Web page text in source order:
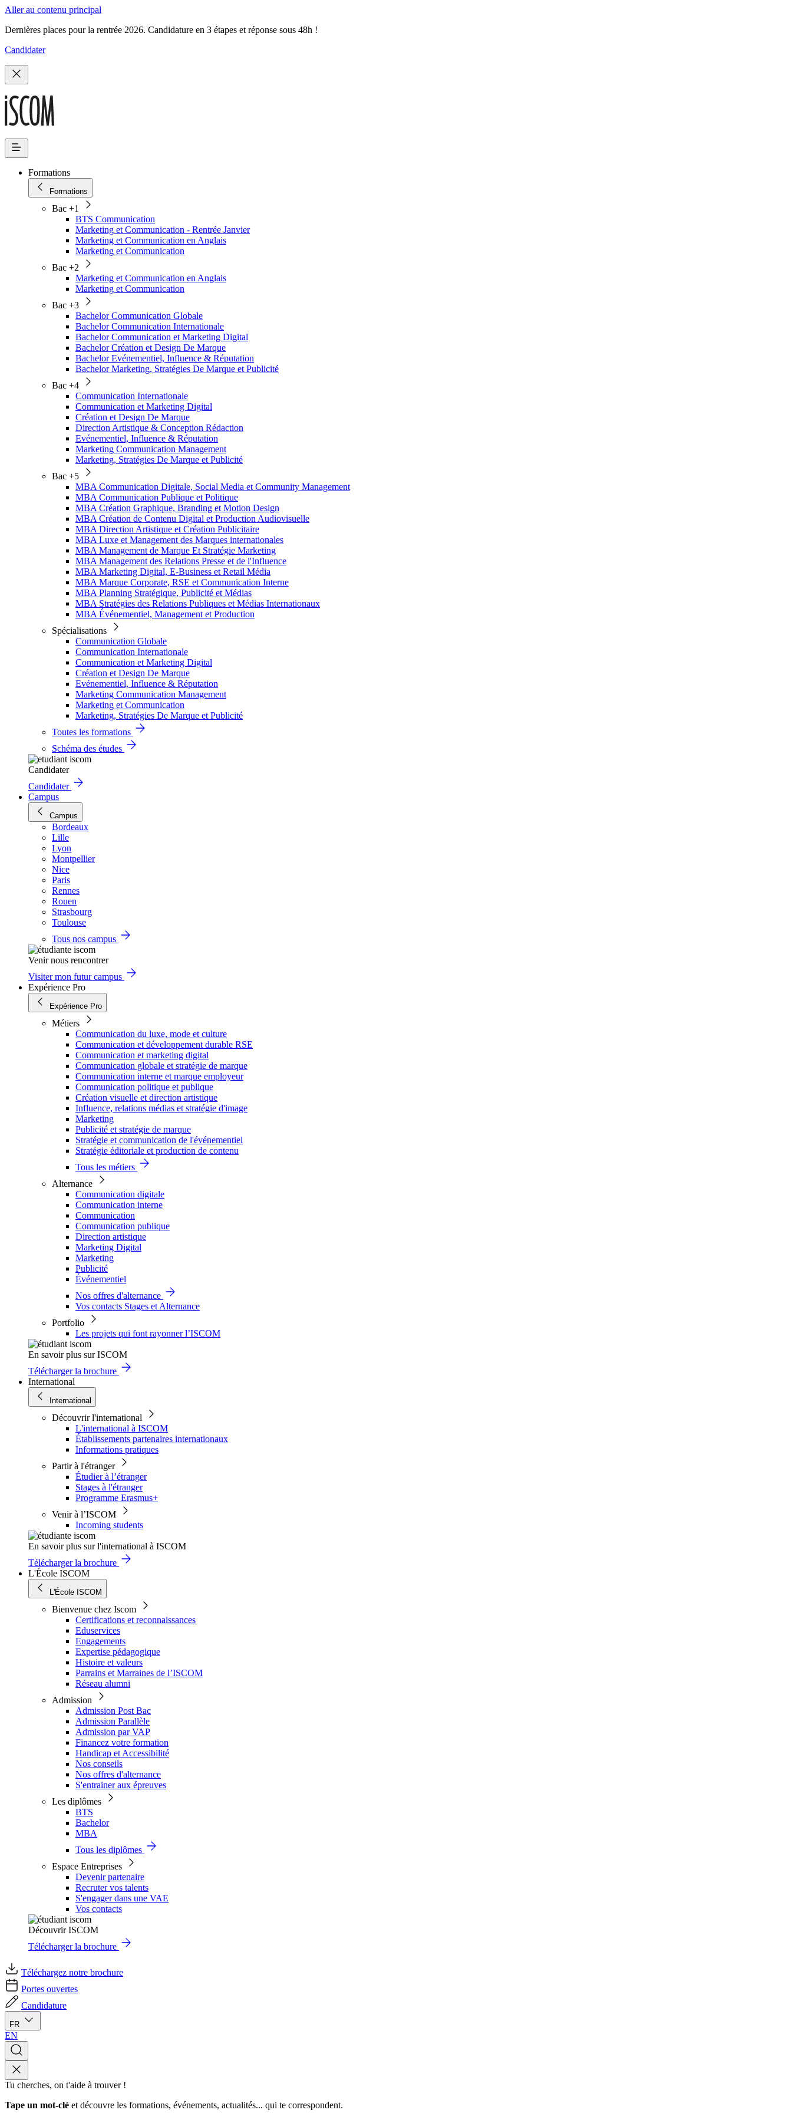
Aller au contenu principal
Dernières places pour la rentrée 2026. Candidature en 3 étapes et réponse sous 48h !
Candidater
Formations
Formations
Bac +1
BTS Communication
Marketing et Communication - Rentrée Janvier
Marketing et Communication en Anglais
Marketing et Communication
Bac +2
Marketing et Communication en Anglais
Marketing et Communication
Bac +3
Bachelor Communication Globale
Bachelor Communication Internationale
Bachelor Communication et Marketing Digital
Bachelor Création et Design De Marque
Bachelor Evénementiel, Influence & Réputation
Bachelor Marketing, Stratégies De Marque et Publicité
Bac +4
Communication Internationale
Communication et Marketing Digital
Création et Design De Marque
Direction Artistique & Conception Rédaction
Evénementiel, Influence & Réputation
Marketing Communication Management
Marketing, Stratégies De Marque et Publicité
Bac +5
MBA Communication Digitale, Social Media et Community Management
MBA Communication Publique et Politique
MBA Création Graphique, Branding et Motion Design
MBA Création de Contenu Digital et Production Audiovisuelle
MBA Direction Artistique et Création Publicitaire
MBA Luxe et Management des Marques internationales
MBA Management de Marque Et Stratégie Marketing
MBA Management des Relations Presse et de l'Influence
MBA Marketing Digital, E-Business et Retail Média
MBA Marque Corporate, RSE et Communication Interne
MBA Planning Stratégique, Publicité et Médias
MBA Stratégies des Relations Publiques et Médias Internationaux
MBA Événementiel, Management et Production
Spécialisations
Communication Globale
Communication Internationale
Communication et Marketing Digital
Création et Design De Marque
Evénementiel, Influence & Réputation
Marketing Communication Management
Marketing et Communication
Marketing, Stratégies De Marque et Publicité
Toutes les formations
Schéma des études
Candidater
Candidater
Campus
Campus
Bordeaux
Lille
Lyon
Montpellier
Nice
Paris
Rennes
Rouen
Strasbourg
Toulouse
Tous nos campus
Venir nous rencontrer
Visiter mon futur campus
Expérience Pro
Expérience Pro
Métiers
Communication du luxe, mode et culture
Communication et développement durable RSE
Communication et marketing digital
Communication globale et stratégie de marque
Communication interne et marque employeur
Communication politique et publique
Création visuelle et direction artistique
Influence, relations médias et stratégie d'image
Marketing
Publicité et stratégie de marque
Stratégie et communication de l'événementiel
Stratégie éditoriale et production de contenu
Tous les métiers
Alternance
Communication digitale
Communication interne
Communication
Communication publique
Direction artistique
Marketing Digital
Marketing
Publicité
Événementiel
Nos offres d'alternance
Vos contacts Stages et Alternance
Portfolio
Les projets qui font rayonner l’ISCOM
En savoir plus sur ISCOM
Télécharger la brochure
International
International
Découvrir l'international
L'international à ISCOM
Établissements partenaires internationaux
Informations pratiques
Partir à l'étranger
Étudier à l’étranger
Stages à l'étranger
Programme Erasmus+
Venir à l’ISCOM
Incoming students
En savoir plus sur l'international à ISCOM
Télécharger la brochure
L'École ISCOM
L'École ISCOM
Bienvenue chez Iscom
Certifications et reconnaissances
Eduservices
Engagements
Expertise pédagogique
Histoire et valeurs
Parrains et Marraines de l’ISCOM
Réseau alumni
Admission
Admission Post Bac
Admission Parallèle
Admission par VAP
Financez votre formation
Handicap et Accessibilité
Nos conseils
Nos offres d'alternance
S'entrainer aux épreuves
Les diplômes
BTS
Bachelor
MBA
Tous les diplômes
Espace Entreprises
Devenir partenaire
Recruter vos talents
S'engager dans une VAE
Vos contacts
Découvrir ISCOM
Télécharger la brochure
Téléchargez notre brochure
Portes ouvertes
Candidature
FR
EN
Tu cherches, on t'aide à trouver !
Tape un mot-clé et découvre les formations, événements, actualités... qui te correspondent.